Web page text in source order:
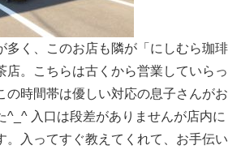
多く、このお店も隣が「にしむら珈琲
店。こちらは古くから営業していらっ
の時間帯は優しい対応の息子さんがお
^_^ 入口は段差がありませんが店内に
。入ってすぐ教えてくれて、お手伝い